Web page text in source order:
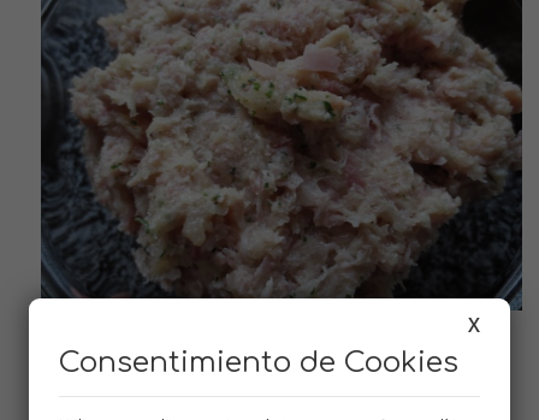
La mezcla ya preparada
X
Consentimiento de Cookies